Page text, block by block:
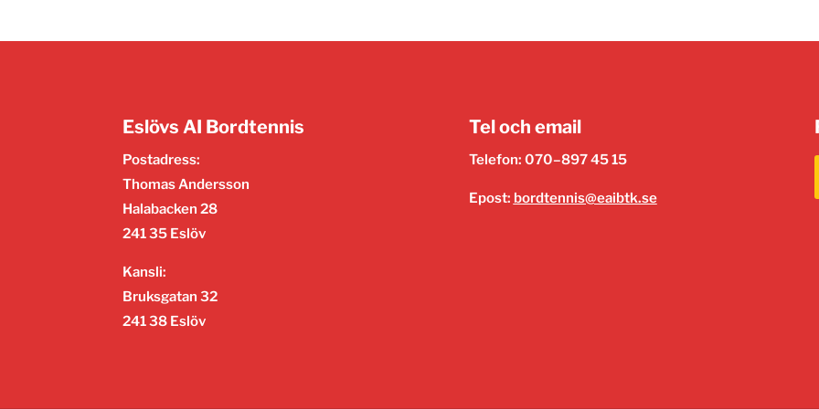
Eslövs AI Bordtennis
Postadress:
Thomas Andersson
Halabacken 28
241 35 Eslöv
Kansli:
Bruksgatan 32
241 38 Eslöv
Tel och email
Telefon: 070–897 45 15
Epost: bordtennis@eaibtk.se